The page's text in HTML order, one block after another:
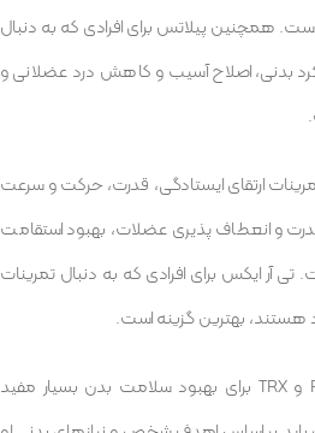
همچنین پیلاتس برای افرادی که به دنبال
بدنی، اصلاح آسیب و کاهش درد عضلانی و
ارتقای ایستادگی، قدرت، حرکت و سرعت
و انعطاف پذیری عضلات، بهبود استقامت
آر ایکس برای افرادی که به دنبال تمرینات
بهترین گزینه است.
در نهایت، هر دو ورزش Pilates و TRX برای بهبود سلامت بدن بسیار مفید